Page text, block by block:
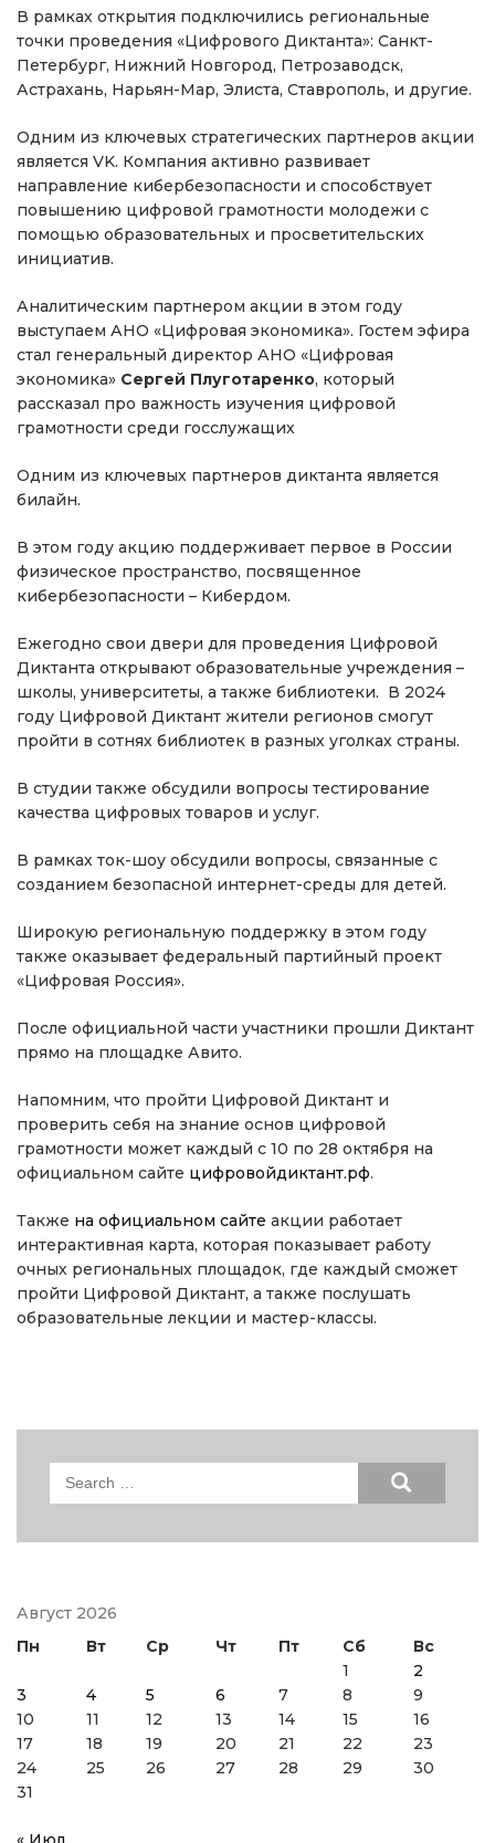
В рамках открытия подключились региональные
точки проведения «Цифрового Диктанта»: Санкт-
Петербург, Нижний Новгород, Петрозаводск,
Астрахань, Нарьян-Мар, Элиста, Ставрополь, и другие.
Одним из ключевых стратегических партнеров акции
является VK. Компания активно развивает
направление кибербезопасности и способствует
повышению цифровой грамотности молодежи с
помощью образовательных и просветительских
инициатив.
Аналитическим партнером акции в этом году
выступаем АНО «Цифровая экономика». Гостем эфира
стал генеральный директор АНО «Цифровая
экономика» Сергей Плуготаренко, который
рассказал про важность изучения цифровой
грамотности среди госслужащих
Одним из ключевых партнеров диктанта является
билайн.
В этом году акцию поддерживает первое в России
физическое пространство, посвященное
кибербезопасности – Кибердом.
Ежегодно свои двери для проведения Цифровой
Диктанта открывают образовательные учреждения –
школы, университеты, а также библиотеки. В 2024
году Цифровой Диктант жители регионов смогут
пройти в сотнях библиотек в разных уголках страны.
В студии также обсудили вопросы тестирование
качества цифровых товаров и услуг.
В рамках ток-шоу обсудили вопросы, связанные с
созданием безопасной интернет-среды для детей.
Широкую региональную поддержку в этом году
также оказывает федеральный партийный проект
«Цифровая Россия».
После официальной части участники прошли Диктант
прямо на площадке Авито.
Напомним, что пройти Цифровой Диктант и
проверить себя на знание основ цифровой
грамотности может каждый с 10 по 28 октября на
официальном сайте цифровойдиктант.рф.
Также на официальном сайте акции работает
интерактивная карта, которая показывает работу
очных региональных площадок, где каждый сможет
пройти Цифровой Диктант, а также послушать
образовательные лекции и мастер-классы.
Search
Август 2026
Пн
Вт Ср Чт Пт Сб
Вс
1
2
3
4 5 6 7 8
9
10
11 12 13 14 15
16
17
18 19 20 21 22
23
24
25 26 27 28 29
30
31